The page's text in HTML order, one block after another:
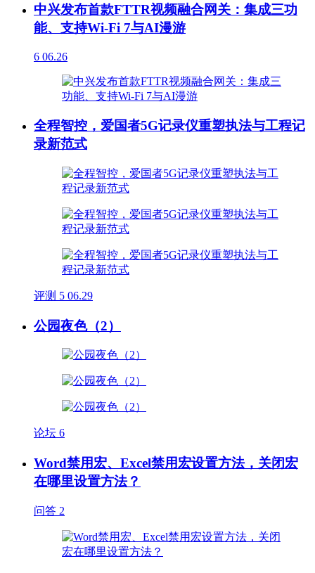
中兴发布首款FTTR视频融合网关：集成三功
能、支持Wi-Fi 7与AI漫游
6 06.26
全程智控，爱国者5G记录仪重塑执法与工程记
录新范式
评测 5 06.29
公园夜色（2）
论坛 6
Word禁用宏、Excel禁用宏设置方法，关闭宏
在哪里设置方法？
问答 2